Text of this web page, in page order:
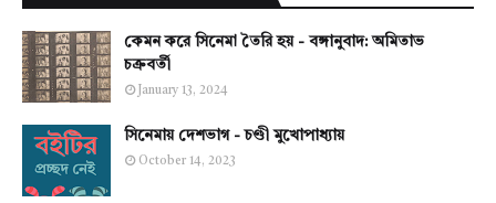
কেমন করে সিনেমা তৈরি হয় - বঙ্গানুবাদ: অমিতাভ
চক্রবর্তী
January 13, 2024
সিনেমায় দেশভাগ - চণ্ডী মুখোপাধ্যায়
October 14, 2023